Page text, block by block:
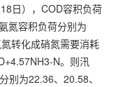
日），COD容积负荷
氮容积负荷分别为
转化成硝氮需要消耗
N。则汛
别为22.36、20.58、